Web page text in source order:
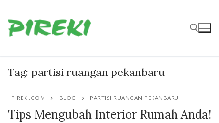
ke
konten
Cari:
Tag: partisi ruangan pekanbaru
PIREKI.COM BLOG PARTISI RUANGAN PEKANBARU
Tips Mengubah Interior Rumah Anda!